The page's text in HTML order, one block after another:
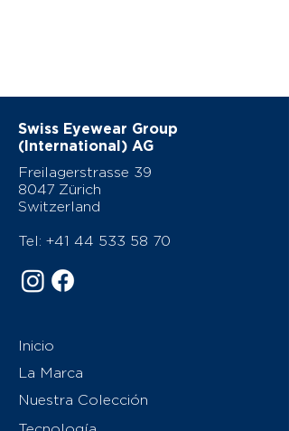
Swiss Eyewear Group
(International) AG
Freilagerstrasse 39
8047 Zürich
Switzerland
Tel: +41 44 533 58 70
Inicio
La Marca
Nuestra Colección